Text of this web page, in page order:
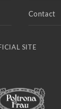
Contact
SITE